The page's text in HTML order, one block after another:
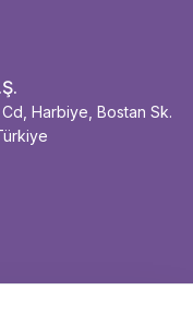
Harbiye, Bostan Sk.